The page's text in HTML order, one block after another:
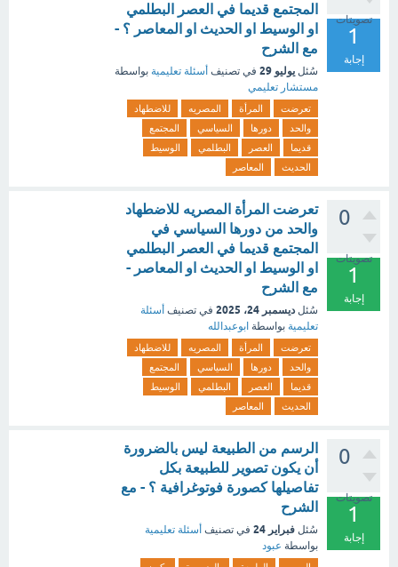
تصويتات
1
إجابة
المجتمع قديما في العصر البطلمي
او الوسيط او الحديث او المعاصر ؟ -
مع الشرح
سُئل يوليو 29 في تصنيف أسئلة تعليمية بواسطة
مستشار تعليمي
تعرضت المرأة المصريه
للاضطهاد
والحد
دورها السياسي
المجتمع
قديما
العصر البطلمي
الوسيط
الحديث
المعاصر
0
تصويتات
1
إجابة
تعرضت المرأة المصريه للاضطهاد
والحد من دورها السياسي في
المجتمع قديما في العصر البطلمي
او الوسيط او الحديث او المعاصر -
مع الشرح
سُئل ديسمبر 24، 2025 في تصنيف أسئلة
تعليمية بواسطة ابوعبدالله
تعرضت المرأة المصريه
للاضطهاد
والحد
دورها السياسي
المجتمع
قديما
العصر البطلمي
الوسيط
الحديث
المعاصر
0
تصويتات
1
إجابة
الرسم من الطبيعة ليس بالضرورة
أن يكون تصوير للطبيعة بكل
تفاصيلها كصورة فوتوغرافية ؟ - مع
الشرح
سُئل فبراير 24 في تصنيف أسئلة تعليمية
بواسطة عبود